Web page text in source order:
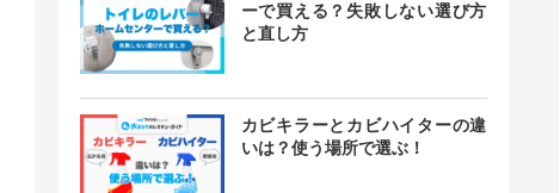
ーで買える？失敗しない選び方
と直し方
カビキラーとカビハイターの違
いは？使う場所で選ぶ！